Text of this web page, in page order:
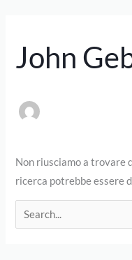
contenuto
John
Non riusciamo a trovare
ricerca potrebbe essere